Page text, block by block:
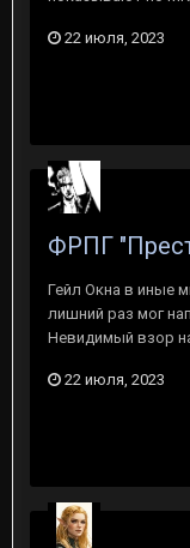
22 июля, 2023
ФРПГ
Гейл Окна в иные
лишний раз мог
Невидимый взор
22 июля, 2023